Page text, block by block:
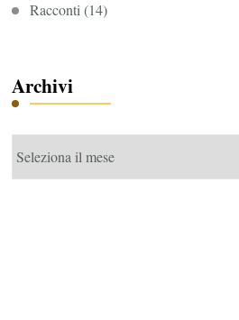
Racconti (14)
Archivi